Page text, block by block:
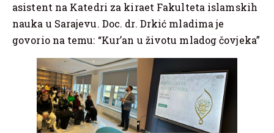
asistent na Katedri za kiraet Fakulteta islamskih
nauka u Sarajevu. Doc. dr. Drkić mladima je
govorio na temu: “Kur’an u životu mladog čovjeka”